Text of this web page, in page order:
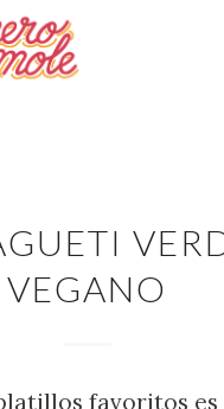
VEGANO
favoritos es